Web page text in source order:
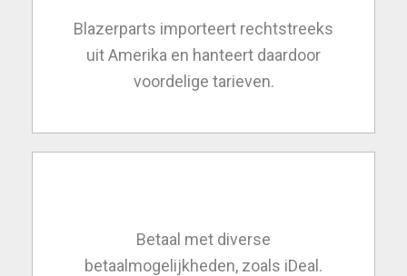
Blazerparts importeert rechtstreeks
uit Amerika en hanteert daardoor
voordelige tarieven.
Betaal met diverse
betaalmogelijkheden, zoals iDeal.